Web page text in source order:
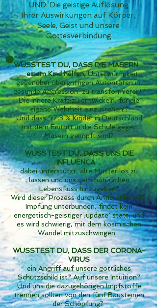
UND: Die geistige Auflösung
ihrer Auswirkungen auf Körper,
Seele, Geist und unsere
Gottesverbindung
WUSSTEST DU, DASS DIE MASERN ...
​... einem Kind helfen,Unterwürfigkeit
gegenüber übergriffigen Autoritäten in‚
gesunde Aggression’ zu transformieren!?
Die innere Kraft zu entwickeln, für die
eigene Wahrheit einzustehen!?
Und dass 97,3 % Kinder in Deutschland
mit dem Eintritt in die Schule gegen
Masern geimpft sind?
WUSSTEST DU, DASS UNS DIE
INFLUENCA ...
dabei unterstützt, alte Muster los zu
lassen und uns dem natürlichen
Lebensfluss hinzugeben?
Wird dieser Prozess durch Antibiotika oder
Impfung unterbunden, findet kein
energetisch-geistiger ‚update‘ statt, und
es wird schwierig, mit dem kosmischen
Wandel mitzuschwingen.
WUSSTEST DU, DASS DER CORONA-
VIRUS
ein Angriff auf unsere göttliches
Schutzschild ist? Auf unsere Intuition?
Und uns die dazugehörigen Impfstoffe
trennen sollten von den fünf Bausteinen
der Schöpfung?